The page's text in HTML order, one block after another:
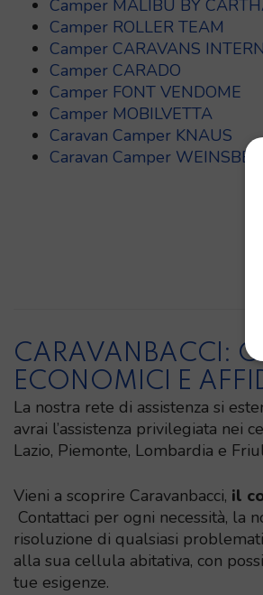
Camper MALIBÙ BY
Camper ROLLER TEAM
Camper CARAVANS
Camper CARADO
Camper FONT VENDOME
Camper MOBILVETTA
Caravan Camper KNAUS
Caravan Camper WEINSBERG
CARAVANBACCI:
ECONOMICI E
La nostra rete di assistenza si
avrai l’assistenza privilegiata nei
Lazio, Piemonte, Lombardia e
Vieni a scoprire Caravanbacci, il
Contattaci per ogni necessità, la
risoluzione di qualsiasi
alla sua cellula abitativa, con
tue esigenze.